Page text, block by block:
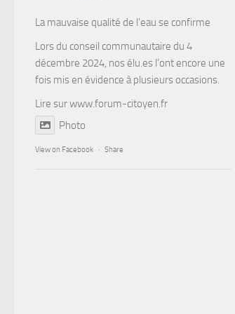
La mauvaise qualité de l’eau se confirme
Lors du conseil communautaire du 4
décembre 2024, nos élu.es l’ont encore une
fois mis en évidence à plusieurs occasions.
Lire surwww.forum-citoyen.fr
Photo
View on Facebook · Share